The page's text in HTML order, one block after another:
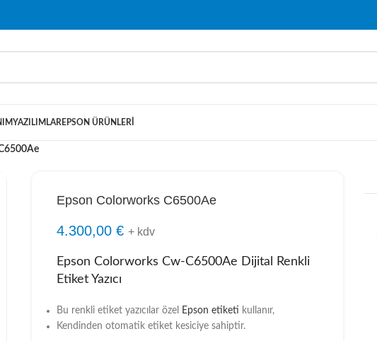
YAZILIMLAR EPSON ÜRÜNLERI
Epson Colorworks C6500Ae
4.300,00€ + kdv
Epson Colorworks Cw-C6500Ae Dijital Renkli
Etiket Yazıcı
Bu renkli etiket yazıcılar özel Epson etiketi kullanır,
Kendinden otomatik etiket kesiciye sahiptir.